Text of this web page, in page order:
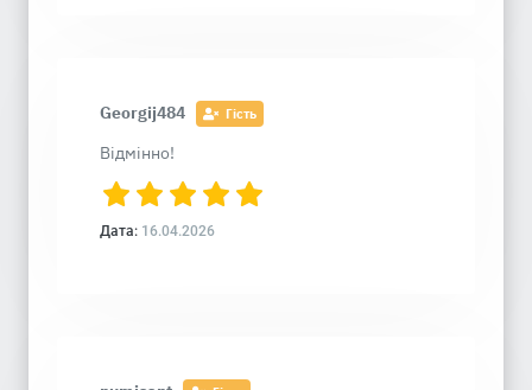
Georgij484 Гість
Відмінно!
Дата: 16.04.2026